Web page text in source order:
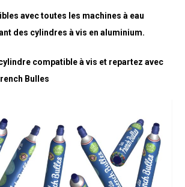
avec toutes les machines à eau
des cylindres à vis en aluminium.
compatible à vis et repartez avec
Bulles